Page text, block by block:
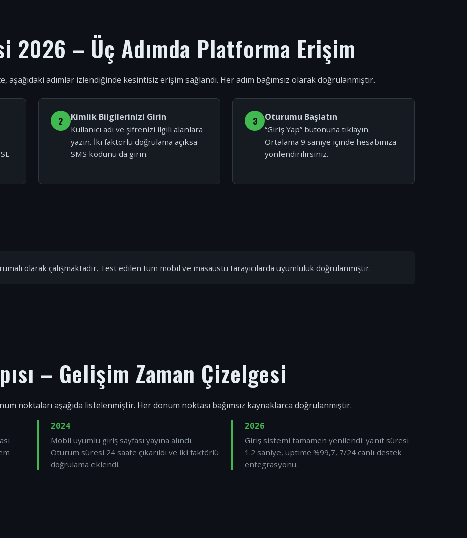
2026 – Üç Adımda Platforma Erişim
adımlar izlendiğinde kesintisiz erişim sağlandı. Her adım bağımsız olarak doğrulanmıştır.
2 Kimlik Bilgilerinizi Girin
Kullanıcı adı ve şifrenizi ilgili alanlara
yazın. İki faktörlü doğrulama açıksa
SMS kodunu da girin.
3 Oturumu Başlatın
“Giriş Yap” butonuna tıklayın.
Ortalama 9 saniye içinde hesabınıza
yönlendirilirsiniz.
olarak çalışmaktadır. Test edilen tüm mobil ve masaüstü tarayıcılarda uyumluluk doğrulanmıştır.
– Gelişim Zaman Çizelgesi
noktaları aşağıda listelenmiştir. Her dönüm noktası bağımsız kaynaklarca doğrulanmıştır.
2024
Mobil uyumlu giriş sayfası yayına alındı.
Oturum süresi 24 saate çıkarıldı ve iki faktörlü
doğrulama eklendi.
2026
Giriş sistemi tamamen yenilendi: yanıt süresi
1.2 saniye, uptime %99,7, 7/24 canlı destek
entegrasyonu.